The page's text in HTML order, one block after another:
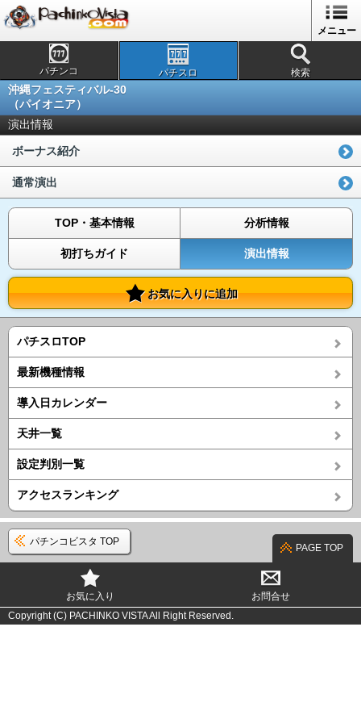
メニュー
パチンコ パチスロ 検索
沖縄フェスティバル-30
（パイオニア）
演出情報
ボーナス紹介
通常演出
TOP・基本情報 分析情報
初打ちガイド 演出情報
お気に入りに追加
パチスロTOP
最新機種情報
導入日カレンダー
天井一覧
設定判別一覧
アクセスランキング
パチンコビスタ TOP
PAGE TOP
お気に入り
お問合せ
Copyright (C) PACHINKO VISTA All Right Reserved.